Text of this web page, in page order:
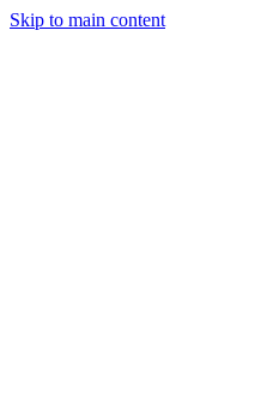
Skip to main content